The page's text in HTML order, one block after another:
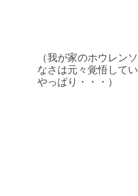
（我が家のホウレン
なさは元々覚悟してい
やっぱり・・・）